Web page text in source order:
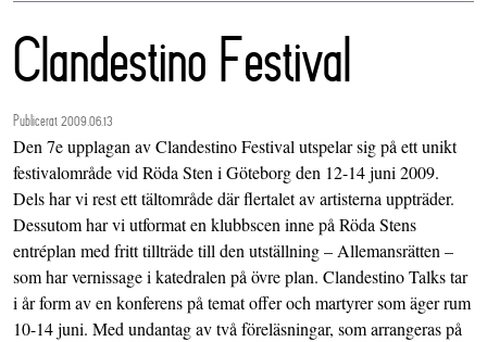
Clandestino Festival
Publicerat 2009.06.13
Den 7e upplagan av Clandestino Festival utspelar sig på ett unikt
festivalområde vid Röda Sten i Göteborg den 12-14 juni 2009.
Dels har vi rest ett tältområde där flertalet av artisterna uppträder.
Dessutom har vi utformat en klubbscen inne på Röda Stens
entréplan med fritt tillträde till den utställning – Allemansrätten –
som har vernissage i katedralen på övre plan. Clandestino Talks tar
i år form av en konferens på temat offer och martyrer som äger rum
10-14 juni. Med undantag av två föreläsningar, som arrangeras på